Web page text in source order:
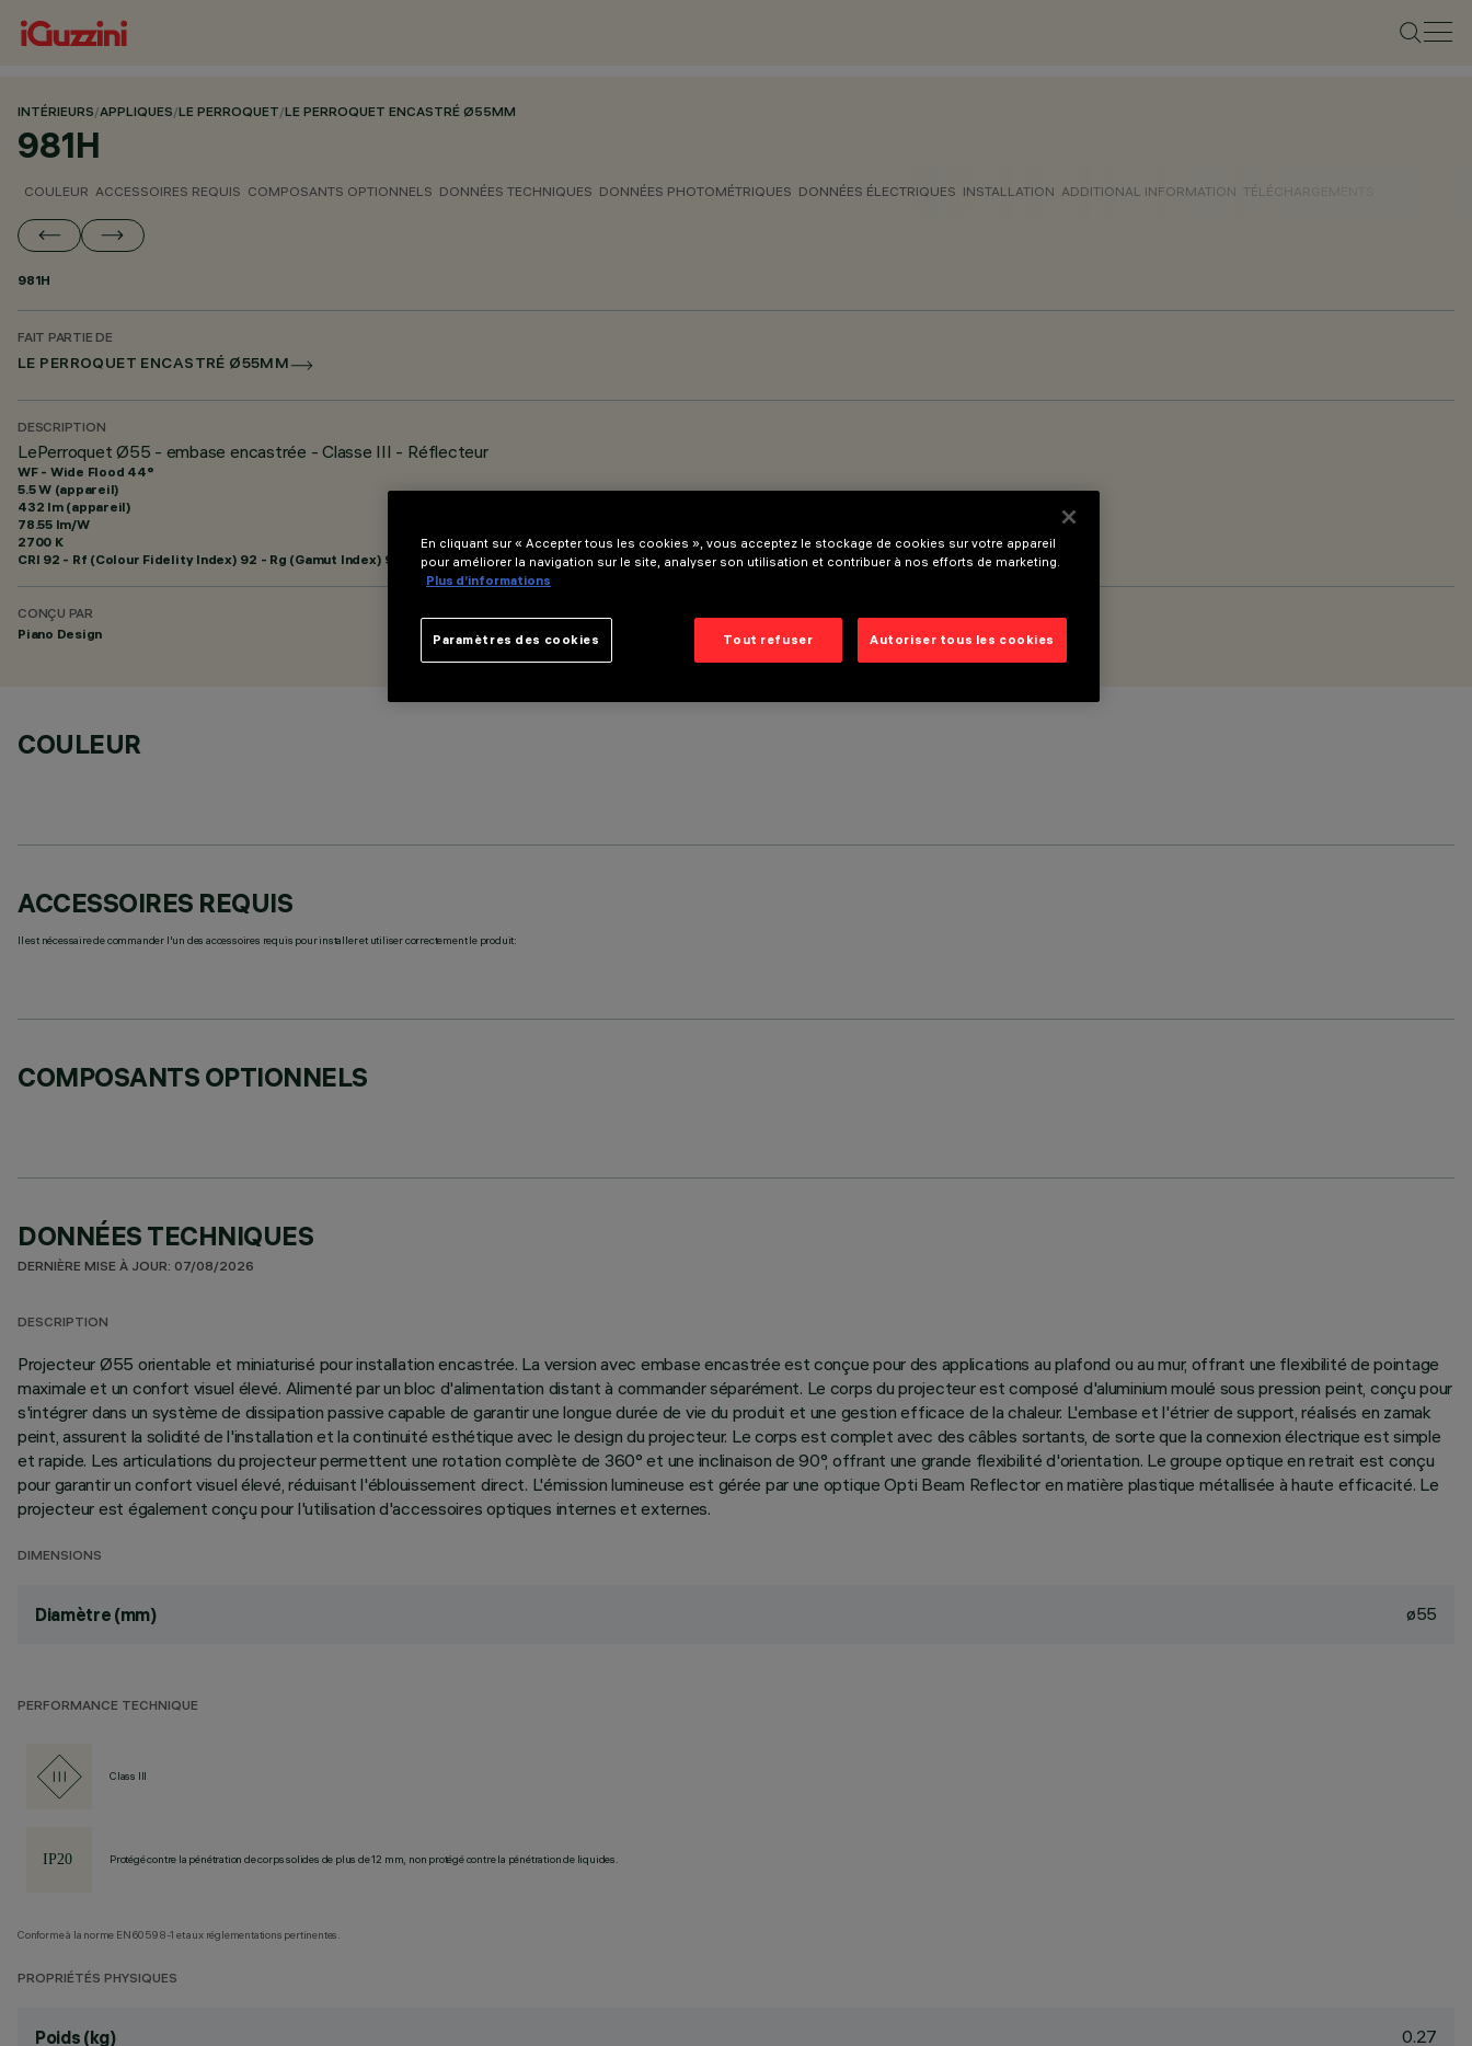
INTÉRIEURS/APPLIQUES/LE PERROQUET/LE PERROQUET ENCASTRÉ Ø55MM
981H
COULEUR ACCESSOIRES REQUIS COMPOSANTS OPTIONNELS DONNÉES TECHNIQUES DONNÉES PHOTOMÉTRIQUES DONNÉES ÉLECTRIQUES INSTALLATION ADDITIONAL INFORMATION TÉLÉCHARGEMENTS
981H
FAIT PARTIE DE
LE PERROQUET ENCASTRÉ Ø55MM
DESCRIPTION
LePerroquet Ø55 - embase encastrée - Classe III - Réflecteur
WF - Wide Flood 44°
5.5 W (appareil)
432 lm (appareil)
78.55 lm/W
2700 K
CRI 92 - Rf (Colour Fidelity Index) 92 - Rg (Gamut Index) 97
CONÇU PAR
Piano Design
COULEUR
ACCESSOIRES REQUIS
Il est nécessaire de commander l'un des accessoires requis pour installer et utiliser correctement le produit:
COMPOSANTS OPTIONNELS
DONNÉES TECHNIQUES
DERNIÈRE MISE À JOUR: 07/08/2026
DESCRIPTION
Projecteur Ø55 orientable et miniaturisé pour installation encastrée. La version avec embase encastrée est conçue pour des applications au plafond ou au mur, offrant une flexibilité de pointage
maximale et un confort visuel élevé. Alimenté par un bloc d'alimentation distant à commander séparément. Le corps du projecteur est composé d'aluminium moulé sous pression peint, conçu pour
s'intégrer dans un système de dissipation passive capable de garantir une longue durée de vie du produit et une gestion efficace de la chaleur. L'embase et l'étrier de support, réalisés en zamak
peint, assurent la solidité de l'installation et la continuité esthétique avec le design du projecteur. Le corps est complet avec des câbles sortants, de sorte que la connexion électrique est simple
et rapide. Les articulations du projecteur permettent une rotation complète de 360° et une inclinaison de 90°, offrant une grande flexibilité d'orientation. Le groupe optique en retrait est conçu
pour garantir un confort visuel élevé, réduisant l'éblouissement direct. L'émission lumineuse est gérée par une optique Opti Beam Reflector en matière plastique métallisée à haute efficacité. Le
projecteur est également conçu pour l'utilisation d'accessoires optiques internes et externes.
DIMENSIONS
Diamètre (mm) ø55
PERFORMANCE TECHNIQUE
Class III
Protégé contre la pénétration de corps solides de plus de 12 mm, non protégé contre la pénétration de liquides.
Conforme à la norme EN60598-1 et aux réglementations pertinentes.
PROPRIÉTÉS PHYSIQUES
Poids (kg) 0.27
En cliquant sur « Accepter tous les cookies », vous acceptez le stockage de cookies sur votre appareil
pour améliorer la navigation sur le site, analyser son utilisation et contribuer à nos efforts de marketing.
Plus d’informations
Tout refuser Autoriser tous les cookies
Paramètres des cookies